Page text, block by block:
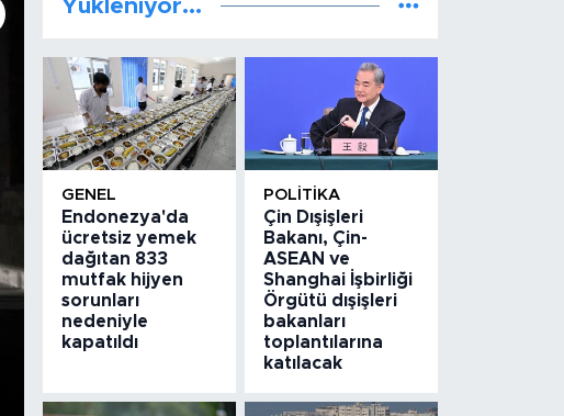
Yükleniyor...
GENEL
Endonezya'da
ücretsiz yemek
dağıtan 833
mutfak hijyen
sorunları
nedeniyle
kapatıldı
POLITIKA
Çin Dışişleri
Bakanı, Çin-
ASEAN ve
Shanghai İşbirliği
Örgütü dışişleri
bakanları
toplantılarına
katılacak